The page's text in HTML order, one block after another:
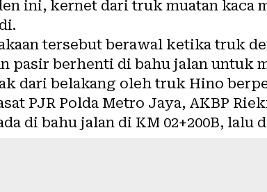
ini, kernet dari truk muatan kaca
tersebut berawal ketika truk
pasir berhenti di bahu jalan untuk
dari belakang oleh truk Hino
PJR Polda Metro Jaya, AKBP
di bahu jalan di KM 02+200B, lalu